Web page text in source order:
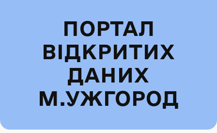
ПОРТАЛ
ВІДКРИТИХ
ДАНИХ
М.УЖГОРОД